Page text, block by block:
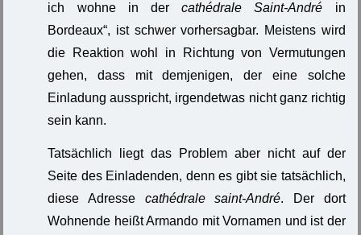
ich wohne in dercathédrale Saint-André in
Bordeaux“, ist schwer vorhersagbar. Meistens wird
die Reaktion wohl in Richtung von Vermutungen
gehen, dass mit demjenigen, der eine solche
Einladung ausspricht, irgendetwas nicht ganz richtig
sein kann.
Tatsächlich liegt das Problem aber nicht auf der
Seite des Einladenden, denn es gibt sie tatsächlich,
diese Adresse cathédrale saint-André. Der dort
Wohnende heißt Armando mit Vornamen und ist der